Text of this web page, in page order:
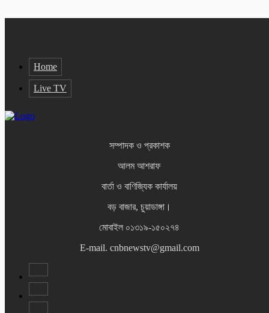
Home
Live TV
সম্পাদক ও প্রকাশক
আলম আশরাফ
বার্তা ও বাণিজ্যিক কার্যালয়
বড় বাজার, চুয়াডাঙ্গা।
মোবাইল ০১৩১৯-১৫০২৭৪
E-mail. cnbnewstv@gmail.com